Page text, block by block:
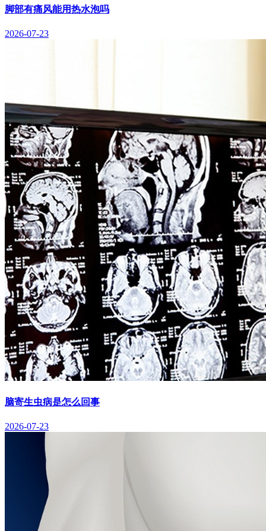
脚部有痛风能用热水泡吗
2026-07-23
脑寄生虫病是怎么回事
2026-07-23